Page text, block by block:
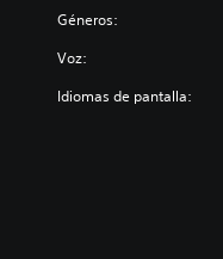
Géneros:
Voz:
Idiomas de pantalla: